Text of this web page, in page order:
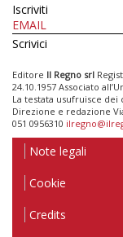
Iscriviti
EMAIL
Scrivici
Editore Il Regno srl
24.10.1957 Associato
La testata usufruisce
Direzione e redazione
051 0956310
Note legali
Cookie
Credits